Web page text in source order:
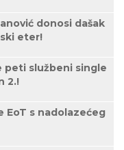
donosi dašak
eter!
peti službeni single
2.!
EoT s nadolazećeg